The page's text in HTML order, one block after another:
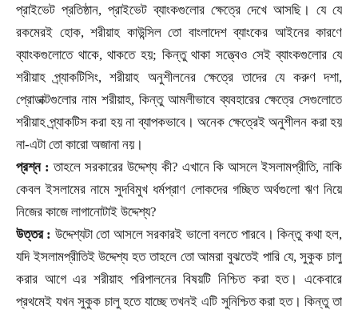
প্রাইভেট প্রতিষ্ঠান, প্রাইভেট ব্যাংকগুলোর ক্ষেত্রে দেখে আসছি। যে যে
রকমেরই হোক, শরীয়াহ কাউন্সিল তো বাংলাদেশ ব্যাংকের আইনের কারণে
ব্যাংকগুলোতে থাকে,থাকতে হয়; কিন্তু থাকা সত্ত্বেও সেই ব্যাংকগুলোর যে
শরীয়াহ প্র্যাকটিসিং, শরীয়াহ অনুশীলনের ক্ষেত্রে তাদের যে করুণ দশা,
প্রোডাক্টগুলোর নাম শরীয়াহ, কিন্তু আমলীভাবে ব্যবহারের ক্ষেত্রে সেগুলোতে
শরীয়াহ প্র্যাকটিস করা হয় না ব্যাপকভাবে। অনেক ক্ষেত্রেই অনুশীলন করা হয়
না-এটা তো কারো অজানা নয়।
প্রশ্ন : তাহলে সরকারের উদ্দেশ্য কী? এখানে কি আসলে ইসলামপ্রীতি,নাকি
কেবল ইসলামের নামে সুদবিমুখ ধর্মপ্রাণ লোকদের গচ্ছিত অর্থগুলো ঋণ নিয়ে
নিজের কাজে লাগানোটাই উদ্দেশ্য?
উত্তর : উদ্দেশ্যটা তো আসলে সরকারই ভালো বলতে পারবে। কিন্তু কথা হল,
যদি ইসলামপ্রীতিই উদ্দেশ্য হত তাহলে তো আমরা বুঝতেই পারি যে,সুকুক চালু
করার আগে এর শরীয়াহ পরিপালনের বিষয়টি নিশ্চিত করা হত। একেবারে
প্রথমেই যখন সুকুক চালু হতে যাচ্ছে তখনই এটি সুনিশ্চিত করা হত। কিন্তু তা